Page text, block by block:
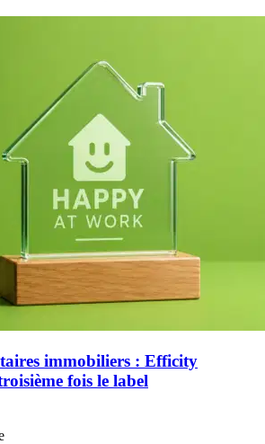
immobiliers : Efficity
fois le label